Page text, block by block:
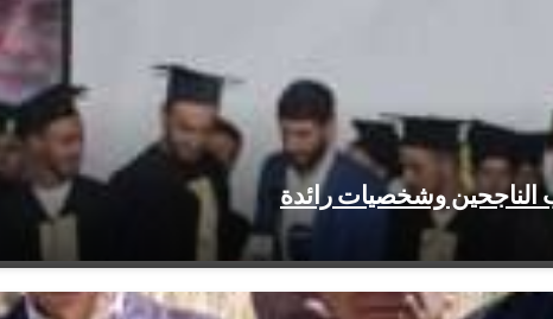
الناجحين وشخصيات رائدة